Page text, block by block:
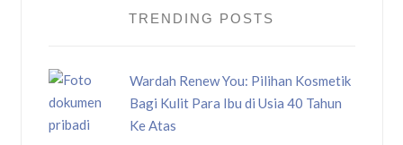
TRENDING POSTS
Wardah Renew You: Pilihan Kosmetik
Bagi Kulit Para Ibu di Usia 40 Tahun
Ke Atas